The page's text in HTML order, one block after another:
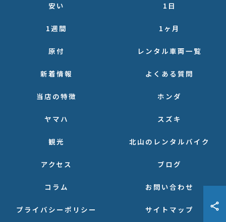
安い 1日
1週間 1ヶ月
原付 レンタル車両一覧
新着情報 よくある質問
当店の特徴 ホンダ
ヤマハ スズキ
観光 北山のレンタルバイク
アクセス ブログ
コラム お問い合わせ
プライバシーポリシー サイトマップ